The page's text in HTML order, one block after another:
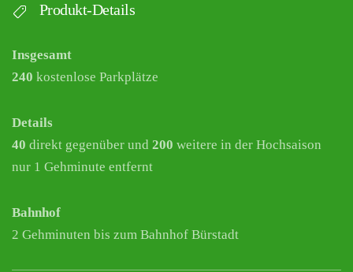
Produkt-Details
Insgesamt
240 kostenlose Parkplätze
Details
40 direkt gegenüber und 200 weitere in der Hochsaison
nur 1 Gehminute entfernt
Bahnhof
2 Gehminuten bis zum Bahnhof Bürstadt